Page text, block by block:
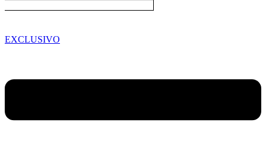
EXCLUSIVO